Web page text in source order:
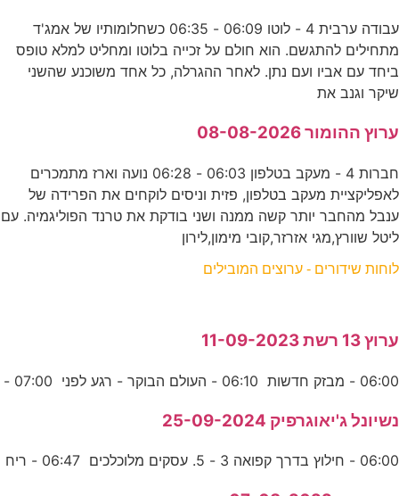
עבודה ערבית 4 - לוטו 06:09 - 06:35 כשחלומותיו של אמג'ד
מתחילים להתגשם. הוא חולם על זכייה בלוטו ומחליט למלא טופס
ביחד עם אביו ועם נתן. לאחר ההגרלה, כל אחד משוכנע שהשני
שיקר וגנב את
ערוץ ההומור 08-08-2026
חברות 4 - מעקב בטלפון 06:03 - 06:28 נועה וארז מתמכרים
לאפליקציית מעקב בטלפון, פזית וניסים לוקחים את הפרידה של
ענבל מהחבר יותר קשה ממנה ושני בודקת את טרנד הפוליגמיה. עם
ליטל שוורץ,מגי אזרזר,קובי מימון,לירון
לוחות שידורים - ערוצים המובילים
ערוץ 13 רשת 11-09-2023
06:00 - מבזק חדשות 06:10 - העולם הבוקר - רגע לפני 07:00 -
נשיונל ג'יאוגרפיק 25-09-2024
06:00 - חילוץ בדרך קפואה 3 - 5. עסקים מלוכלכים 06:47 - ריח